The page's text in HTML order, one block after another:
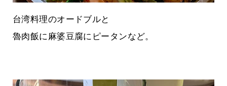
台湾料理のオードブルと
魯肉飯に麻婆豆腐にピータンなど。